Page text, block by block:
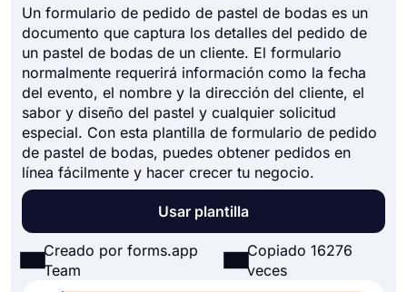
Un formulario de pedido de pastel de bodas es un
documento que captura los detalles del pedido de
un pastel de bodas de un cliente. El formulario
normalmente requerirá información como la fecha
del evento, el nombre y la dirección del cliente, el
sabor y diseño del pastel y cualquier solicitud
especial. Con esta plantilla de formulario de pedido
de pastel de bodas, puedes obtener pedidos en
línea fácilmente y hacer crecer tu negocio.
Usar plantilla
Creado por forms.app
Team
Copiado 16276
veces